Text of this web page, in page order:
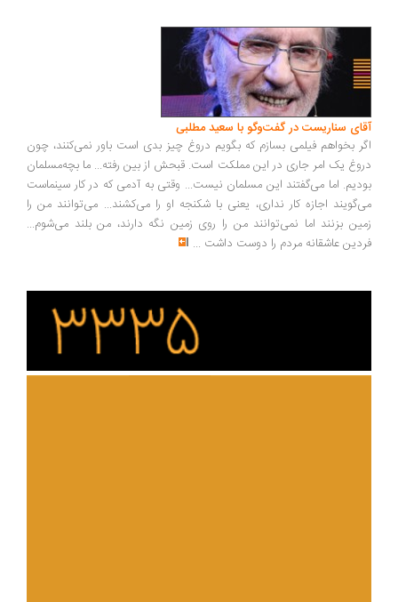
سناریست در گفت‌وگو با سعید مطلبی
بخواهم فیلمی بسازم که بگویم دروغ چیز بدی است باور نمی‌کنند، چون
یک امر جاری در این مملکت است. قبحش از بین رفته... ما بچه‌مسلمان
اما می‌گفتند این مسلمان نیست... وقتی به آدمی که در کار سینماست
اجازه کار نداری، یعنی با شکنجه او را می‌کشند... می‌توانند من را
بزنند اما نمی‌توانند من را روی زمین نگه دارند، من بلند می‌شوم...
عاشقانه مردم را دوست داشت ...